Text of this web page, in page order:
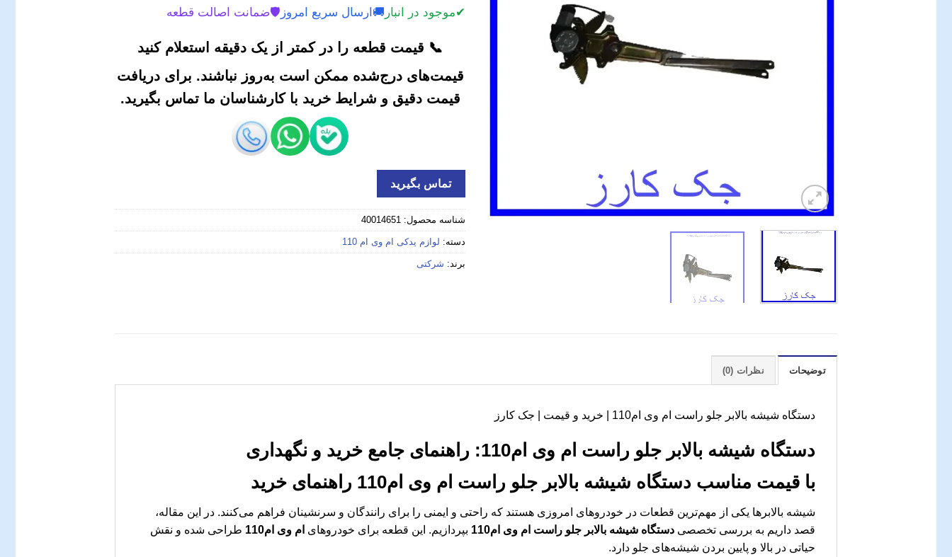
✔موجود در انبار 🚚 ارسال سریع امروز 🛡️ضمانت اصالت قطعه
📞 قیمت قطعه را در کمتر از یک دقیقه استعلام کنید
قیمت‌های درج‌شده ممکن است به‌روز نباشند. برای دریافت
قیمت دقیق و شرایط خرید با کارشناسان ما تماس بگیرید.
تماس بگیرید
شناسه محصول: 40014651
دسته: لوازم یدکی ام وی ام 110
برند: شرکتی
توضیحات نظرات (0)
دستگاه شیشه بالابر جلو راست ام وی ام110 | خرید و قیمت | جک کارز
دستگاه شیشه بالابر جلو راست ام وی ام110: راهنمای جامع خرید و نگهداری
با قیمت مناسب دستگاه شیشه بالابر جلو راست ام وی ام110 راهنمای خرید
شیشه بالابرها یکی از مهم‌ترین قطعات در خودروهای امروزی هستند که راحتی و ایمنی را برای رانندگان و سرنشینان فراهم می‌کنند. در این مقاله،
قصد داریم به بررسی تخصصی دستگاه شیشه بالابر جلو راست ام وی ام110 بپردازیم. این قطعه برای خودروهای ام وی ام110
طراحی شده و نقش
حیاتی در بالا و پایین بردن شیشه‌های جلو دارد.